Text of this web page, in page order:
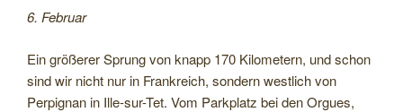
6. Februar
Ein größerer Sprung von knapp 170 Kilometern, und schon
sind wir nicht nur in Frankreich, sondern westlich von
Perpignan in Ille-sur-Tet. Vom Parkplatz bei den Orgues,